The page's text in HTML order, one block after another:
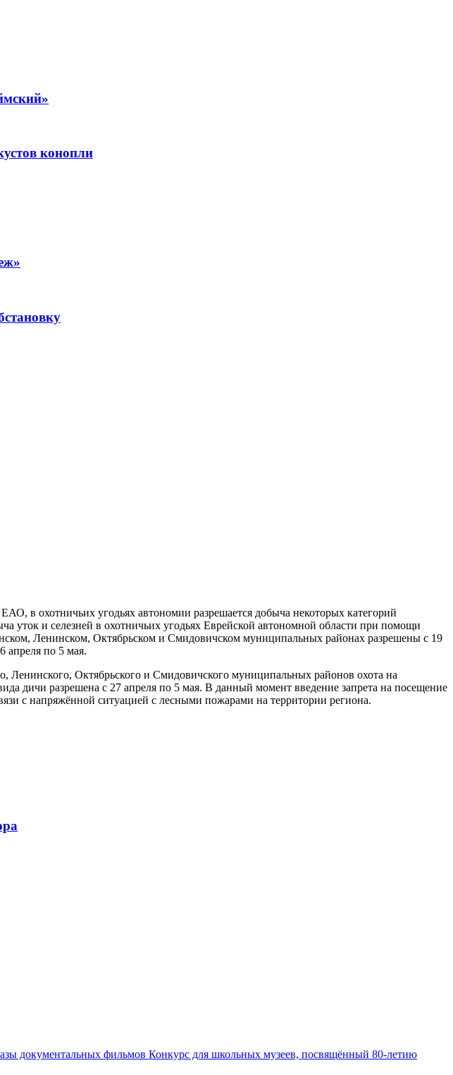
конопли
в охотничьих угодьях автономии разрешается добыча некоторых категорий
и селезней в охотничьих угодьях Еврейской автономной области при помощи
Ленинском, Октябрьском и Смидовичском муниципальных районах разрешены с 19
апреля по 5 мая.
Ленинского, Октябрьского и Смидовичского муниципальных районов охота на
дичи разрешена с 27 апреля по 5 мая. В данный момент введение запрета на посещение
с напряжённой ситуацией с лесными пожарами на территории региона.
документальных фильмов Конкурс для школьных музеев, посвящённый 80-летию